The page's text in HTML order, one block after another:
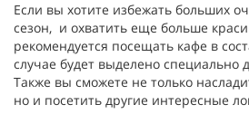
Если вы хотите избежать больших
сезон, и охватить еще больше
рекомендуется посещать кафе в
случае будет выделено специально
Также вы сможете не только
но и посетить другие интересные